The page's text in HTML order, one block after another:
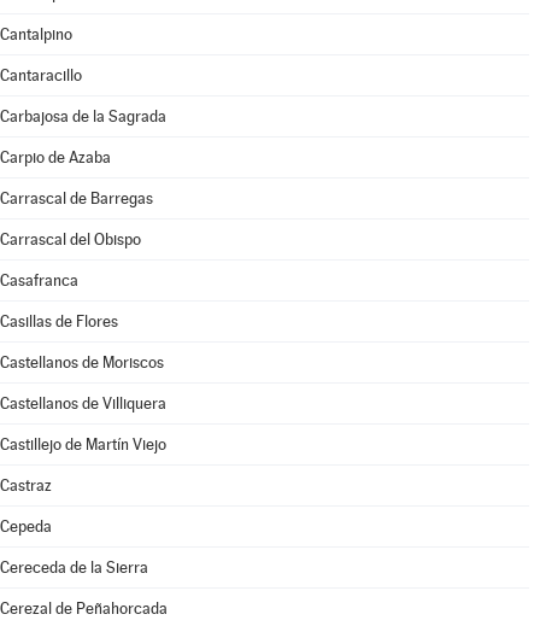
Cantalpino
Cantaracillo
Carbajosa de la Sagrada
Carpio de Azaba
Carrascal de Barregas
Carrascal del Obispo
Casafranca
Casillas de Flores
Castellanos de Moriscos
Castellanos de Villiquera
Castillejo de Martín Viejo
Castraz
Cepeda
Cereceda de la Sierra
Cerezal de Peñahorcada